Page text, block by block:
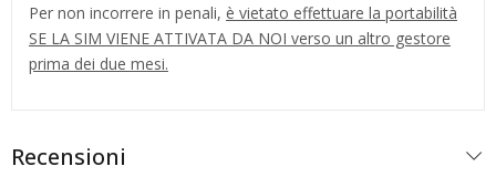
Per non incorrere in penali, è vietato effettuare la portabilità
SE LA SIM VIENE ATTIVATA DA NOI verso un altro gestore
prima dei due mesi.
Recensioni